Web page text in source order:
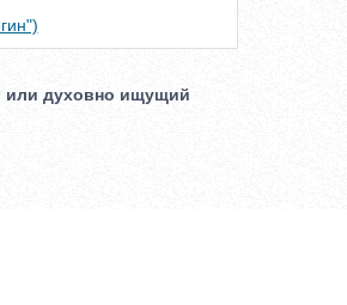
или духовно ищущий